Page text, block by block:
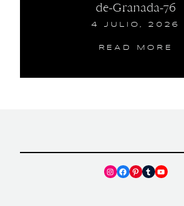
de-Granada-76
4 JULIO, 2026
READ MORE
Instagram
Facebook
Pinterest
TumblrYouTube